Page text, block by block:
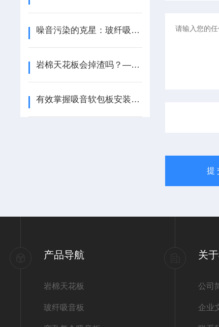
噪音污染的克星：玻纤吸音垂片改善环境声学质量
岩棉天花板会掉渣吗？——探索室内吊顶的安全性与维护
有效掌握吸音软包板安装方法提升室内声学效果
产品导航
岩棉天花板
玻纤吸音板
关
公司
企业